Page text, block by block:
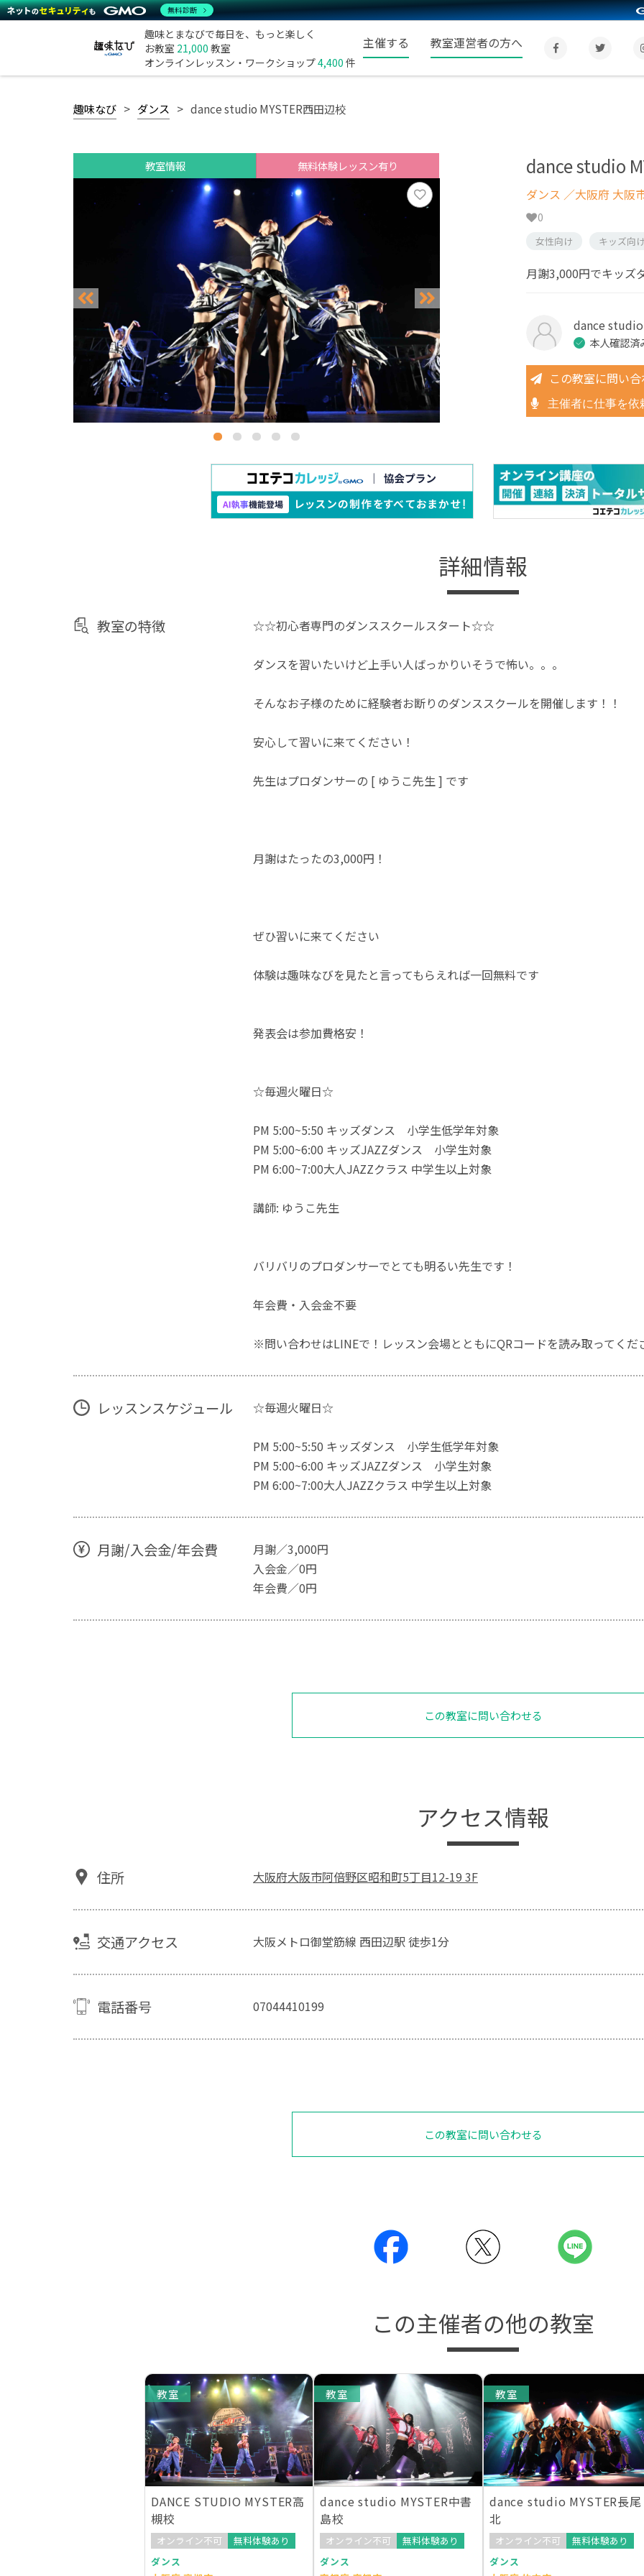
趣味とまなびで毎日を、もっと楽しく
お教室 21,000 教室
オンラインレッスン・ワークショップ4,400 件
主催する 教室運営者の方へ
趣味なび ダンス dance studio MYSTER西田辺校
教室情報 無料体験レッスン有り dance studio
ダンス ／大阪府 大阪
0
女性向け キッズ向
月謝3,000円でキッズ
dance studio
本人確認済
この教室に問い
主催者に仕事を依
詳細情報
教室の特徴 ☆☆初心者専門のダンススクールスタート☆☆
ダンスを習いたいけど上手い人ばっかりいそうで怖い。。。
そんなお子様のために経験者お断りのダンススクールを開催します！！
安心して習いに来てください！
先生はプロダンサーの [ ゆうこ先生 ] です
月謝はたったの3,000円！
ぜひ習いに来てください
体験は趣味なびを見たと言ってもらえれば一回無料です
発表会は参加費格安！
☆毎週火曜日☆
PM 5:00~5:50 キッズダンス 小学生低学年対象
PM 5:00~6:00 キッズJAZZダンス 小学生対象
PM 6:00~7:00大人JAZZクラス 中学生以上対象
講師: ゆうこ先生
バリバリのプロダンサーでとても明るい先生です！
年会費・入会金不要
※問い合わせはLINEで！レッスン会場とともにQRコードを読み取ってくだ
レッスンスケジュール ☆毎週火曜日☆
PM 5:00~5:50 キッズダンス 小学生低学年対象
PM 5:00~6:00 キッズJAZZダンス 小学生対象
PM 6:00~7:00大人JAZZクラス 中学生以上対象
月謝/入会金/年会費
月謝／3,000円
入会金／0円
年会費／0円
この教室に問い合わせる
アクセス情報
住所 大阪府大阪市阿倍野区昭和町5丁目12-19 3F
交通アクセス 大阪メトロ御堂筋線 西田辺駅 徒歩1分
電話番号 07044410199
この教室に問い合わせる
この主催者の他の教室
教室
DANCE STUDIO MYSTER高
槻校
オンライン不可
無料体験あり
ダンス
教室
dance studio MYSTER中書
島校
オンライン不可
無料体験あり
ダンス
教室
dance studio MYSTER長尾
北
オンライン不可
無料体験あり
ダンス
無料診断